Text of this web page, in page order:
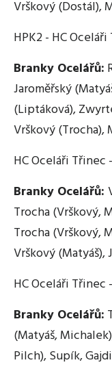
Vrškový (Dostál),
HPK2 - HC
Branky Ocelářů:
Jaroměřský
(Liptáková),
Vrškový (Trocha),
HC Oceláři Třinec
Branky Ocelářů:
Trocha (Vrškový,
Trocha (Vrškový,
Vrškový (Matyáš),
HC Oceláři Třinec
Branky Ocelářů:
(Matyáš,
Pilch), Supík,